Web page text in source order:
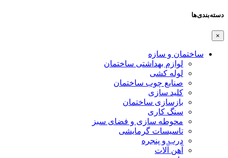
دسته‌بندی‌ها
×
ساختمان و سازه
لوازم بهداشتی ساختمان
لوله کشی
صنایع چوب ساختمان
کلید سازی
بازسازی ساختمان
سنگ کاری
محوطه سازی و فضای سبز
تاسیسات گرمایشی
درب و پنجره
آهن آلات